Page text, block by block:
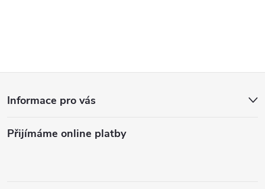
d
a
p
Informace pro vás
Přijímáme online platby